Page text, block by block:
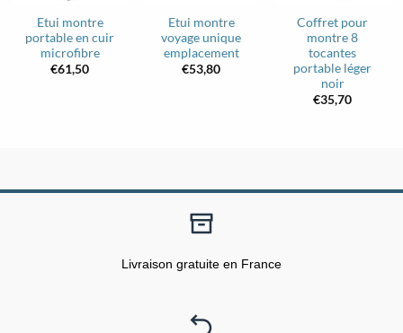
Etui montre
portable en cuir
microfibre
€61,50
Etui montre
voyage unique
emplacement
€53,80
Coffret pour
montre 8
tocantes
portable léger
noir
€35,70
Livraison gratuite en France